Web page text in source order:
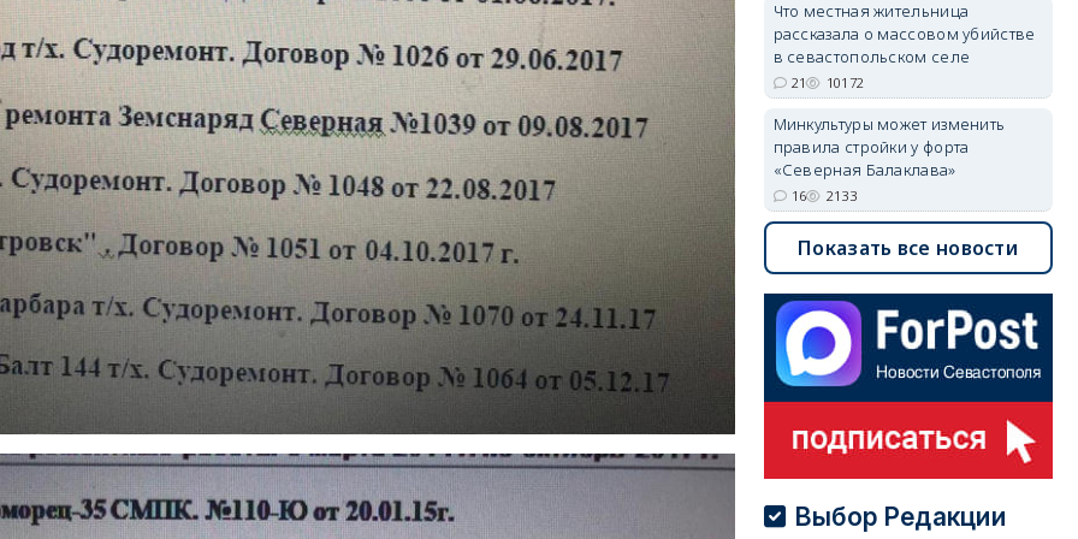
Что местная жительница
рассказала о массовом убийстве
в севастопольском селе
21 10172
Минкультуры может изменить
правила стройки у форта
«Северная Балаклава»
16 2133
Показать все новости
Выбор Редакции